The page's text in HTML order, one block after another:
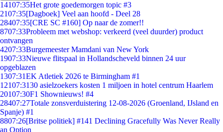
14107:35Het grote goedemorgen topic #3
2107:35[Dagboek] Veel aan hoofd - Deel 28
28407:35[CRE SC #160] Op naar de zomer!!
8707:33Probleem met webshop: verkeerd (veel duurder) product
ontvangen
4207:33Burgemeester Mamdani van New York
1907:33Nieuwe flitspaal in Hollandscheveld binnen 24 uur
opgeblazen
1307:31EK Atletiek 2026 te Birmingham #1
12107:3130 asielzoekers kosten 1 miljoen in hotel centrum Haarlem
20107:30F1 Shownieuws! #4
28407:27Totale zonsverduistering 12-08-2026 (Groenland, IJsland en
Spanje) #1
8807:26[Britse politiek] #141 Declining Gracefully Was Never Really
an Option